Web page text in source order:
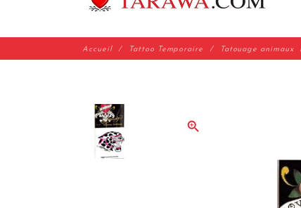
Accueil Tattoo Temporaire Tatouage animaux
zoom_in